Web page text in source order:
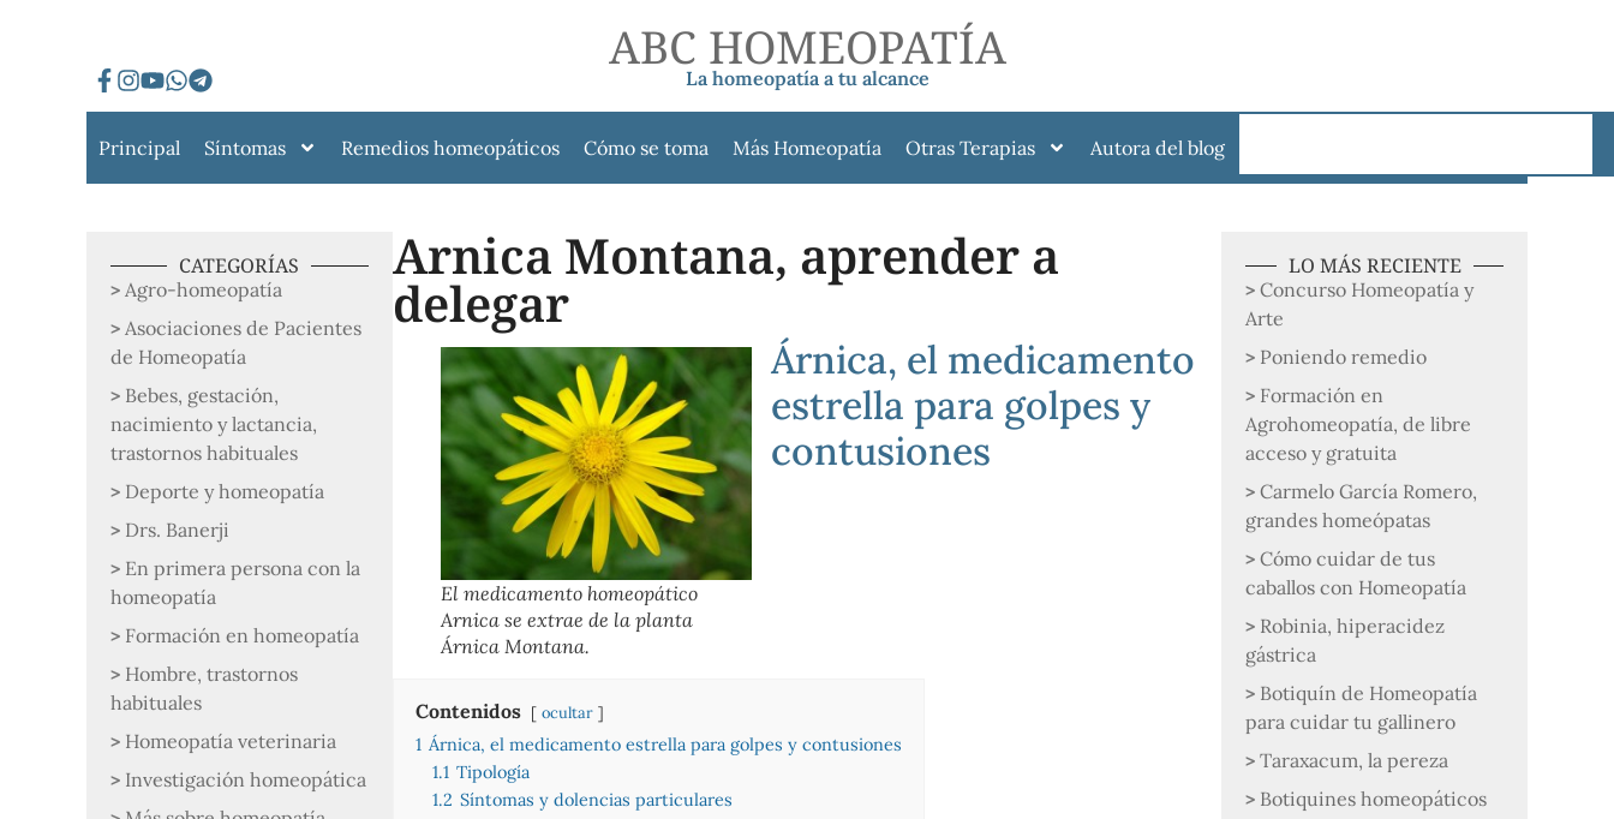
ABC HOMEOPATÍA
La homeopatía a tu alcance
Principal Síntomas Remedios homeopáticos Cómo se toma Más Homeopatía Otras Terapias Autora del blog
CATEGORÍAS
Agro-homeopatía
Asociaciones de Pacientes
de Homeopatía
Bebes, gestación,
nacimiento y lactancia,
trastornos habituales
Deporte y homeopatía
Drs. Banerji
En primera persona con la
homeopatía
Formación en homeopatía
Hombre, trastornos
habituales
Homeopatía veterinaria
Investigación homeopática
Arnica Montana, aprender a
delegar
El medicamento homeopático
Arnica se extrae de la planta
Árnica Montana.
Árnica, el medicamento
estrella para golpes y
contusiones
Contenidos ocultar
1 Árnica, el medicamento estrella para golpes y contusiones
1.1 Tipología
1.2 Síntomas y dolencias particulares
LO MÁS RECIENTE
Concurso Homeopatía y
Arte
Poniendo remedio
Formación en
Agrohomeopatía, de libre
acceso y gratuita
Carmelo García Romero,
grandes homeópatas
Cómo cuidar de tus
caballos con Homeopatía
Robinia, hiperacidez
gástrica
Botiquín de Homeopatía
para cuidar tu gallinero
Taraxacum, la pereza
Botiquines homeopáticos